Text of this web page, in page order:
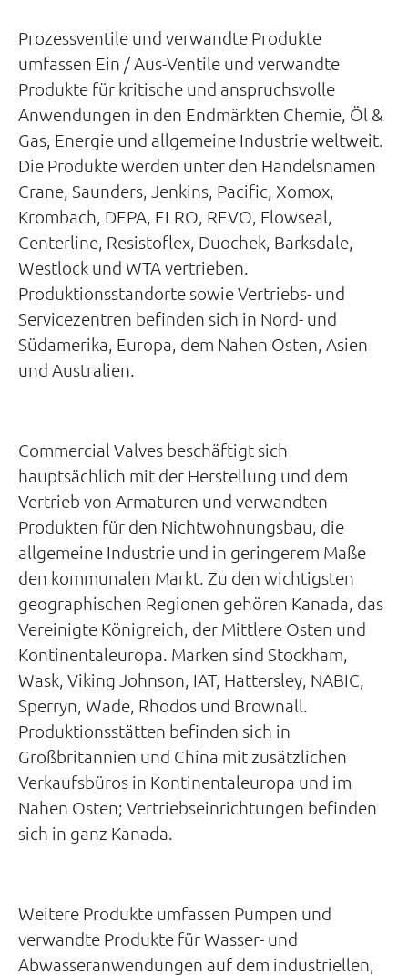
Prozessventile und verwandte Produkte
umfassen Ein / Aus-Ventile und verwandte
Produkte für kritische und anspruchsvolle
Anwendungen in den Endmärkten Chemie, Öl &
Gas, Energie und allgemeine Industrie weltweit.
Die Produkte werden unter den Handelsnamen
Crane, Saunders, Jenkins, Pacific, Xomox,
Krombach, DEPA, ELRO, REVO, Flowseal,
Centerline, Resistoflex, Duochek, Barksdale,
Westlock und WTA vertrieben.
Produktionsstandorte sowie Vertriebs- und
Servicezentren befinden sich in Nord- und
Südamerika, Europa, dem Nahen Osten, Asien
und Australien.
Commercial Valves beschäftigt sich
hauptsächlich mit der Herstellung und dem
Vertrieb von Armaturen und verwandten
Produkten für den Nichtwohnungsbau, die
allgemeine Industrie und in geringerem Maße
den kommunalen Markt. Zu den wichtigsten
geographischen Regionen gehören Kanada, das
Vereinigte Königreich, der Mittlere Osten und
Kontinentaleuropa. Marken sind Stockham,
Wask, Viking Johnson, IAT, Hattersley, NABIC,
Sperryn, Wade, Rhodos und Brownall.
Produktionsstätten befinden sich in
Großbritannien und China mit zusätzlichen
Verkaufsbüros in Kontinentaleuropa und im
Nahen Osten; Vertriebseinrichtungen befinden
sich in ganz Kanada.
Weitere Produkte umfassen Pumpen und
verwandte Produkte für Wasser- und
Abwasseranwendungen auf dem industriellen,